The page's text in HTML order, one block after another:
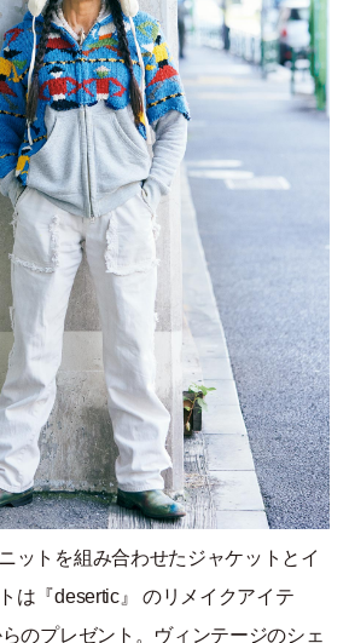
ットを組み合わせたジャケットとイ
は『desertic』 のリメイクアイテ
のプレゼント。ヴィンテージのシェ